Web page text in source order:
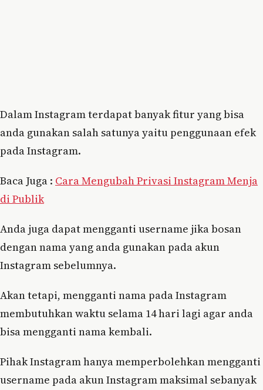
Dalam Instagram terdapat banyak fitur yang bisa
anda gunakan salah satunya yaitu penggunaan efek
pada Instagram.
Baca Juga : Cara Mengubah Privasi Instagram Menja
di Publik
Anda juga dapat mengganti username jika bosan
dengan nama yang anda gunakan pada akun
Instagram sebelumnya.
Akan tetapi, mengganti nama pada Instagram
membutuhkan waktu selama 14 hari lagi agar anda
bisa mengganti nama kembali.
Pihak Instagram hanya memperbolehkan mengganti
username pada akun Instagram maksimal sebanyak